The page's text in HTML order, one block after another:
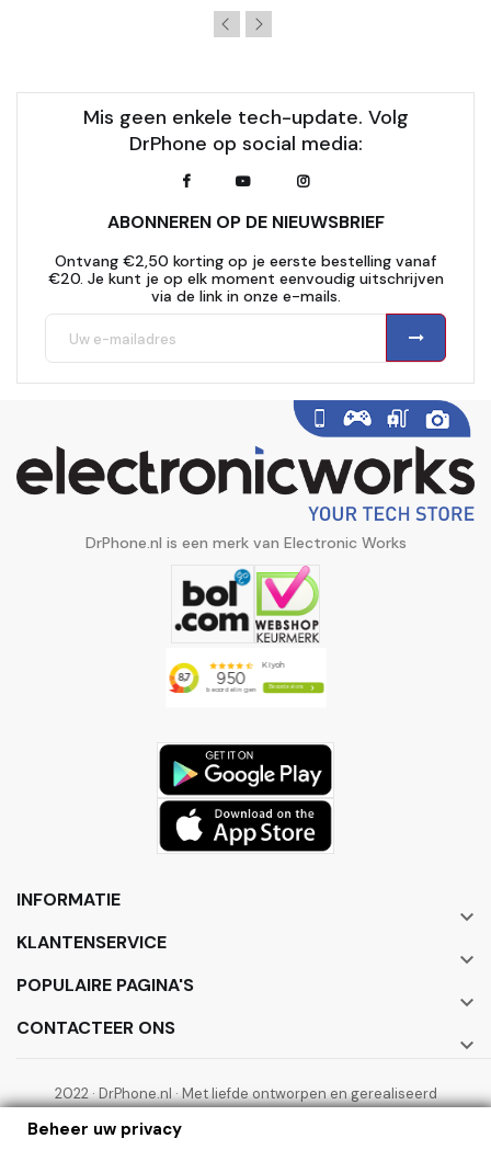
Mis geen enkele tech-update. Volg
DrPhone op social media:
ABONNEREN OP DE NIEUWSBRIEF
Ontvang €2,50 korting op je eerste bestelling vanaf
€20. Je kunt je op elk moment eenvoudig uitschrijven
via de link in onze e-mails.
DrPhone.nl is een merk van Electronic Works
INFORMATIE

KLANTENSERVICE

POPULAIRE PAGINA'S

CONTACTEER ONS

2022 · DrPhone.nl · Met liefde ontworpen en gerealiseerd
Beheer uw privacy